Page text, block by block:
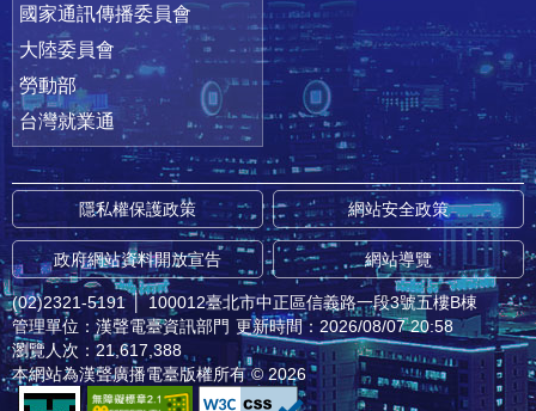
國家通訊傳播委員會
大陸委員會
勞動部
台灣就業通
隱私權保護政策 網站安全政策
政府網站資料開放宣告 網站導覽
(02)2321-5191 │ 100012臺北市中正區信義路一段3號五樓B棟
管理單位：漢聲電臺資訊部門 更新時間：2026/08/07 20:58
瀏覽人次：21,617,388
本網站為漢聲廣播電臺版權所有 © 2026